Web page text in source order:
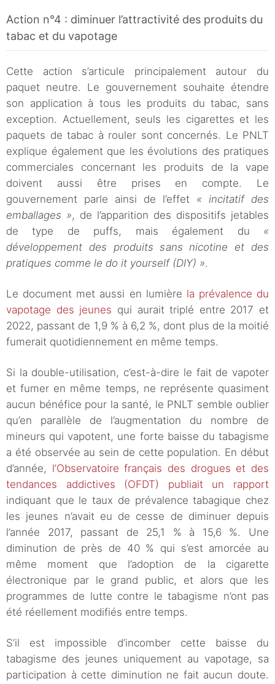
Action n°4 : diminuer l’attractivité des produits du
tabac et du vapotage
Cette action s’articule principalement autour du
paquet neutre. Le gouvernement souhaite étendre
son application à tous les produits du tabac, sans
exception. Actuellement, seuls les cigarettes et les
paquets de tabac à rouler sont concernés. Le PNLT
explique également que les évolutions des pratiques
commerciales concernant les produits de la vape
doivent aussi être prises en compte. Le
gouvernement parle ainsi de l’effet « incitatif des
emballages », de l’apparition des dispositifs jetables
de type de puffs, mais également du «
développement des produits sans nicotine et des
pratiques comme le do it yourself (DIY) ».
Le document met aussi en lumière la prévalence du
vapotage des jeunes qui aurait triplé entre 2017 et
2022, passant de 1,9 % à 6,2 %, dont plus de la moitié
fumerait quotidiennement en même temps.
Si la double-utilisation, c’est-à-dire le fait de vapoter
et fumer en même temps, ne représente quasiment
aucun bénéfice pour la santé, le PNLT semble oublier
qu’en parallèle de l’augmentation du nombre de
mineurs qui vapotent, une forte baisse du tabagisme
a été observée au sein de cette population. En début
d’année, l’Observatoire français des drogues et des
tendances addictives (OFDT) publiait un rapport
indiquant que le taux de prévalence tabagique chez
les jeunes n’avait eu de cesse de diminuer depuis
l’année 2017, passant de 25,1 % à 15,6 %. Une
diminution de près de 40 % qui s’est amorcée au
même moment que l’adoption de la cigarette
électronique par le grand public, et alors que les
programmes de lutte contre le tabagisme n’ont pas
été réellement modifiés entre temps.
S’il est impossible d’incomber cette baisse du
tabagisme des jeunes uniquement au vapotage, sa
participation à cette diminution ne fait aucun doute.